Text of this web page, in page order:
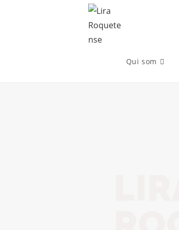
Qui som